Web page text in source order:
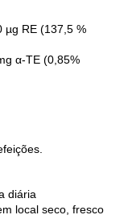
µg RE (137,5 %
α-TE (0,85%
diária
local seco, fresco